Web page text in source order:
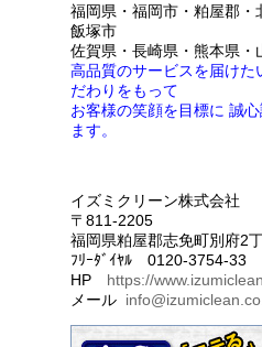
福岡県・福岡市・粕屋郡・
飯塚市
佐賀県・長崎県・熊本県・
高品質のサービスを届けた
だわりをもって
お客様の笑顔を目標に 誠
ます。
イズミクリーン株式会社
〒811-2205
福岡県粕屋郡志免町別府2
ﾌﾘｰﾀﾞｲﾔﾙ 0120-3754-33
HP https://
メール